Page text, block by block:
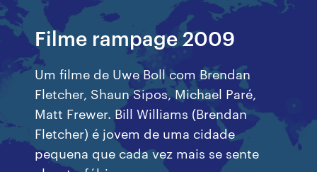
Filme rampage 2009
Um filme de Uwe Boll com Brendan
Fletcher, Shaun Sipos, Michael Paré,
Matt Frewer. Bill Williams (Brendan
Fletcher) é jovem de uma cidade
pequena que cada vez mais se sente